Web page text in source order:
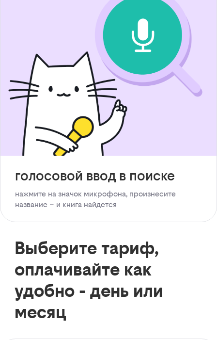
голосовой ввод в поиске
нажмите на значок микрофона, произнесите
название – и книга найдется
Выберите тариф,
оплачивайте как
удобно - день или
месяц